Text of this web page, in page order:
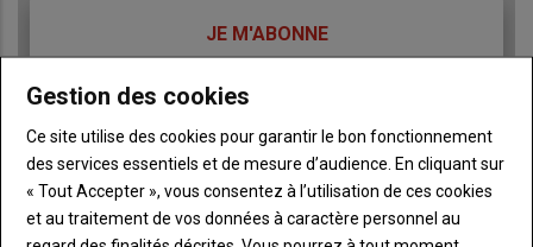
JE M'ABONNE
Body A partir de 93€
Lien JE M'ABONNE
ListeAccédez à tous les articles du site L'Aurore
Gestion des cookies
Ce site utilise des cookies pour garantir le bon fonctionnement
des services essentiels et de mesure d’audience. En cliquant sur
« Tout Accepter », vous consentez à l’utilisation de ces cookies
et au traitement de vos données à caractère personnel au